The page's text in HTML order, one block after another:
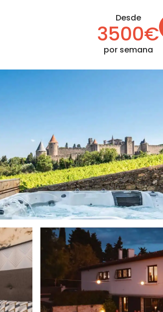
Desde
3500€
por semana